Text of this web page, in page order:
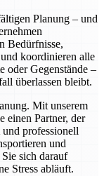
Planung – und
Bedürfnisse,
koordinieren alle
oder Gegenstände –
überlassen bleibt.
Mit unserem
einen Partner, der
professionell
und
sich darauf
Stress abläuft.